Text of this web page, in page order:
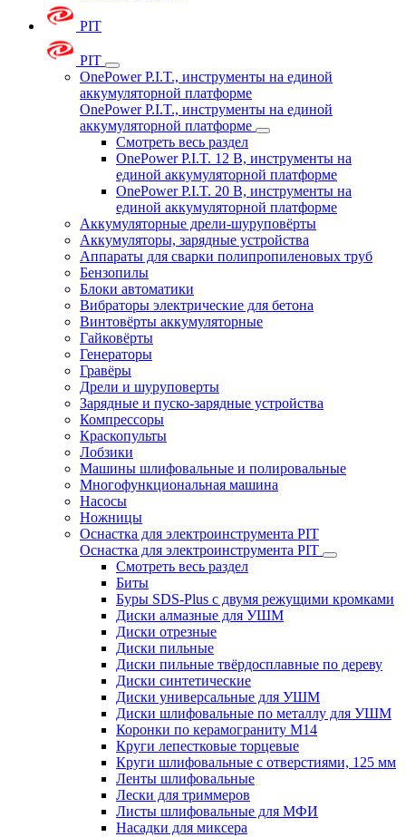
PIT
PIT
OnePower P.I.T., инструменты на единой
аккумуляторной платформе
OnePower P.I.T., инструменты на единой
аккумуляторной платформе
Смотреть весь раздел
OnePower P.I.T. 12 В, инструменты на
единой аккумуляторной платформе
OnePower P.I.T. 20 В, инструменты на
единой аккумуляторной платформе
Аккумуляторные дрели-шуруповёрты
Аккумуляторы, зарядные устройства
Аппараты для сварки полипропиленовых труб
Бензопилы
Блоки автоматики
Вибраторы электрические для бетона
Винтовёрты аккумуляторные
Гайковёрты
Генераторы
Гравёры
Дрели и шуруповерты
Зарядные и пуско-зарядные устройства
Компрессоры
Краскопульты
Лобзики
Машины шлифовальные и полировальные
Многофункциональная машина
Насосы
Ножницы
Оснастка для электроинструмента PIT
Оснастка для электроинструмента PIT
Смотреть весь раздел
Биты
Буры SDS-Plus c двумя режущими кромками
Диски алмазные для УШМ
Диски отрезные
Диски пильные
Диски пильные твёрдосплавные по дереву
Диски синтетические
Диски универсальные для УШМ
Диски шлифовальные по металлу для УШМ
Коронки по керамограниту M14
Круги лепестковые торцевые
Круги шлифовальные с отверстиями, 125 мм
Ленты шлифовальные
Лески для триммеров
Листы шлифовальные для МФИ
Насадки для миксера